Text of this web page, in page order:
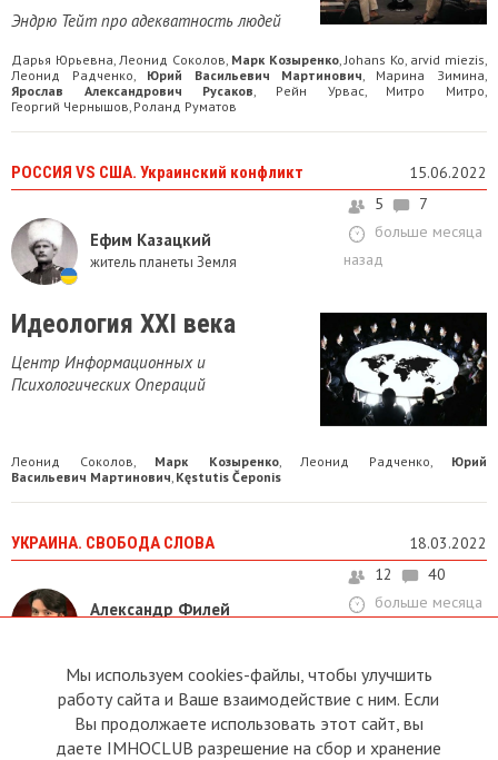
Эндрю Тейт про адекватность людей
Дарья Юрьевна, Леонид Соколов, Марк Козыренко,Johans Ko, arvid miezis,
Леонид Радченко, Юрий Васильевич Мартинович, Марина Зимина,
Ярослав Александрович Русаков, Рейн Урвас, Митро Митро,
Георгий Чернышов, Роланд Руматов
РОССИЯ VS США. Украинский конфликт 15.06.2022
Ефим Казацкий
житель планеты Земля
5
7
больше месяца
назад
Идеология XXI века
Центр Информационных и
Психологических Операций
Леонид Соколов, Марк Козыренко, Леонид Радченко, Юрий
Васильевич Мартинович, Kęstutis Čeponis
УКРАИНА. СВОБОДА СЛОВА 18.03.2022
Александр Филей
12
40
больше месяца
ЧТО ПРОИСХОДИТ С
ЛЮДЬМИ...
Мы используем cookies-файлы, чтобы улучшить
работу сайта и Ваше взаимодействие с ним. Если
Вы продолжаете использовать этот сайт, вы
даете IMHOCLUB разрешение на сбор и хранение